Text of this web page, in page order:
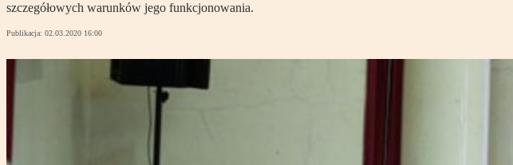
szczegółowych warunków jego funkcjonowania.
Publikacja: 02.03.2020 16:00